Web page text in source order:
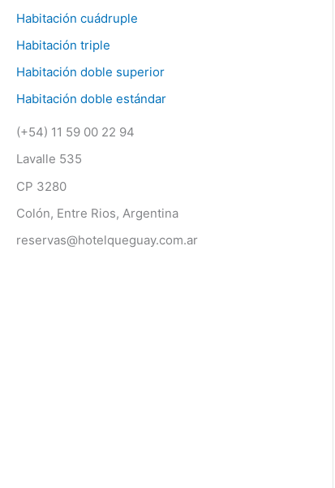
r
:
Habitación cuádruple
Habitación triple
Habitación doble superior
Habitación doble estándar
(+54) 11 59 00 22 94
Lavalle 535
CP 3280
Colón, Entre Rios, Argentina
reservas@hotelqueguay.com.ar